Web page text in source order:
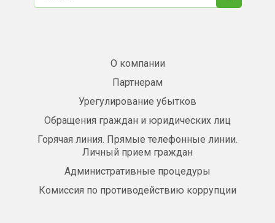
О компании
Партнерам
Урегулирование убытков
Обращения граждан и юридических лиц
Горячая линия. Прямые телефонные линии.
Личный прием граждан
Административные процедуры
Комиссия по противодействию коррупции